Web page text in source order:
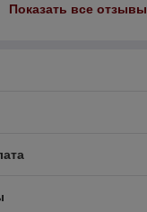
Показать все отзывы